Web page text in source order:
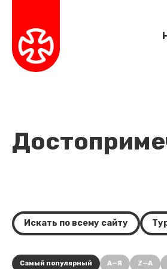
Искать по всему сайту
Самый популярный А—Я Z—A